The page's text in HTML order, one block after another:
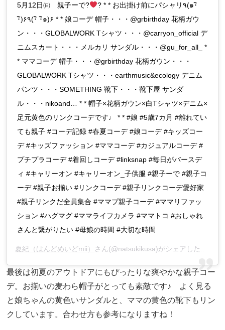
5月12日㈰ 親子ーで?
? * * お出掛け前にパシャリ٩(๑･ิ
･ิ)۶٩(･ิ ･ิ๑)۶ * * 娘コーデ 帽子・・・@grbirthday 花柄ガウ
ン・・・GLOBALWORK Tシャツ・・・@carryon_official デ
ニムスカート・・・メルカリ サンダル・・・@gu_for_all_ *
* ママコーデ 帽子・・・@grbirthday 花柄ガウン・・・
GLOBALWORK Tシャツ・・・earthmusic&ecology デニム
パンツ・・・SOMETHING 靴下・・・靴下屋 サンダ
ル・・・nikoand… * * 帽子×花柄ガウン×白Tシャツ×デニム×
足元黄色のリンクコーデです♩ * * #娘 #5歳7カ月 #離れてい
ても親子 #コーデ記録 #春夏コーデ #娘コーデ #キッズコー
デ #キッズファッション #ママコーデ #カジュアルコーデ #
プチプラコーデ #着回しコーデ #linksnap #毎日がバースデ
ィ #キャリーオン #キャリーオン_子供服 #親子ーで #親子コ
ーデ #親子お揃い #リンクコーデ #親子リンクコーデ愛好家
#親子リンクだ全員集合 #ママプ親子コーデ #ママリファッ
ション #ハグマグ #ママライフカメラ #ママトコ #おしゃれ
さんと繋がりたい #母娘の時間 #大切な時間
夏紀（はんどめいどmii） さん(@natsukikusa)がシェアした投稿 –
最後は初夏のアウトドアにもぴったりな爽やかな親子コー
デ。お揃いの麦わら帽子がとっても素敵です♪ よく見る
と娘ちゃんの黄色いサンダルと、ママの黄色の靴下もリン
クしています。合わせ方も参考になりますね！